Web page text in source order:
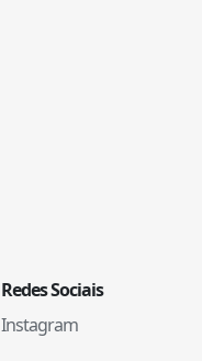
Redes Sociais
Instagram